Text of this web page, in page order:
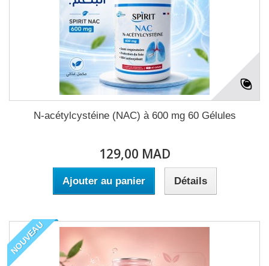
N-acétylcystéine (NAC) à 600 mg 60 Gélules
129,00 MAD
Ajouter au panier Détails
NOUVEAU